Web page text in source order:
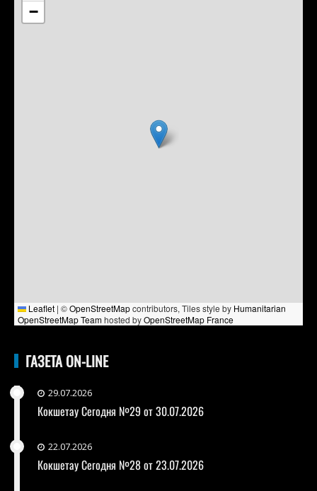
−
Leaflet | ©OpenStreetMapcontributors, Tiles style by Humanitarian
OpenStreetMap Teamhosted byOpenStreetMap France
ГАЗЕТА ON-LINE
29.07.2026
Кокшетау Сегодня №29 от 30.07.2026
22.07.2026
Кокшетау Сегодня №28 от 23.07.2026